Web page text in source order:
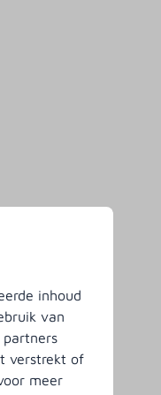
inhoud
van
partners
verstrekt of
meer